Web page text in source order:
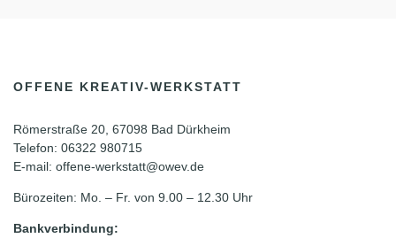
OFFENE KREATIV-WERKSTATT
Römerstraße 20, 67098 Bad Dürkheim
Telefon: 06322 980715
E-mail: offene-werkstatt@owev.de
Bürozeiten: Mo. – Fr. von 9.00 – 12.30 Uhr
Bankverbindung: